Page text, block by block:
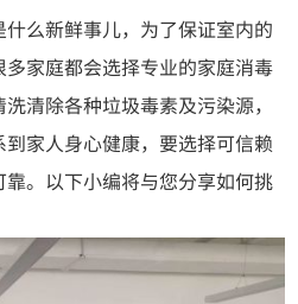
么新鲜事儿，为了保证室内的
家庭都会选择专业的家庭消毒
清除各种垃圾毒素及污染源，
家人身心健康，要选择可信赖
。以下小编将与您分享如何挑